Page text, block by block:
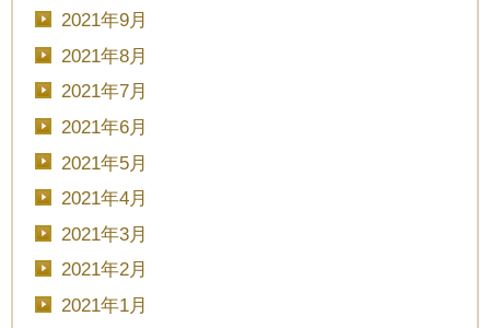
2021年9月
2021年8月
2021年7月
2021年6月
2021年5月
2021年4月
2021年3月
2021年2月
2021年1月